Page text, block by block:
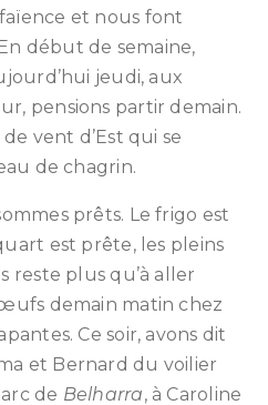
et nous font
début de semaine,
jeudi, aux
pensions partir demain.
vent d’Est qui se
de chagrin.
prêts. Le frigo est
est prête, les pleins
reste plus qu’à aller
demain matin chez
Ce soir, avons dit
et Bernard du voilier
de Belharra, à Caroline